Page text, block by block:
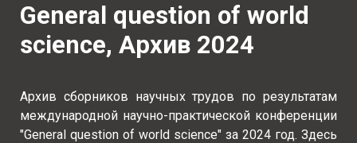
General question of world
science, Архив 2024
Архив сборников научных трудов по результатам
международной научно-практической конференции
"General question of world science" за 2024 год. Здесь